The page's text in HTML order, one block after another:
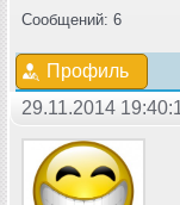
Сообщений: 6
Профиль
29.11.2014